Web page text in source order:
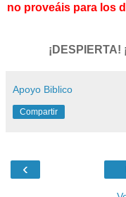
no proveáis para los
¡DESPIERTA!
Apoyo Biblico
Compartir
‹